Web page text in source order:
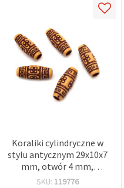
Koraliki cylindryczne w
stylu antycznym 29x10x7
mm, otwór 4 mm,
brązowe - 50 g (~23 szt.)
SKU: 119776